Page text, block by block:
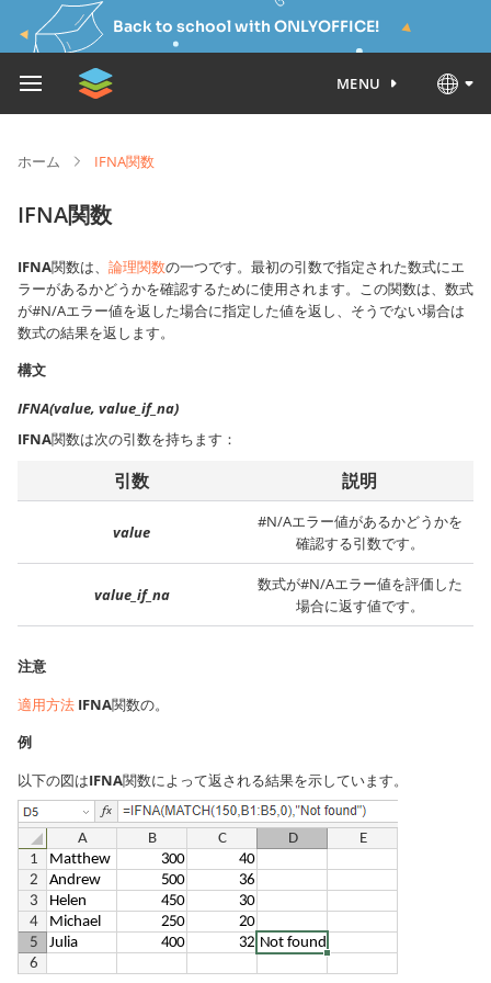
Back to school with ONLYOFFICE!
MENU
ホーム IFNA関数
IFNA関数
IFNA関数は、 論理関数の一つです。最初の引数で指定された数式にエ
ラーがあるかどうかを確認するために使用されます。この関数は、数式
が#N/Aエラー値を返した場合に指定した値を返し、そうでない場合は
数式の結果を返します。
構文
IFNA(value, value_if_na)
IFNA関数は次の引数を持ちます：
引数 説明
value
#N/Aエラー値があるかどうかを
確認する引数です。
value_if_na
数式が#N/Aエラー値を評価した
場合に返す値です。
注意
適用方法 IFNA関数の。
例
以下の図はIFNA関数によって返される結果を示しています。